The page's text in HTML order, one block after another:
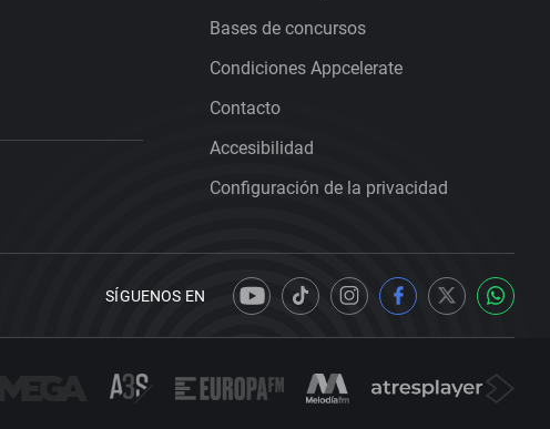
Bases de concursos
Condiciones Appcelerate
Contacto
Accesibilidad
Configuración de la privacidad
SÍGUENOS EN